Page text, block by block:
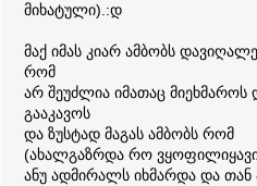
მიხატული).:დ
მაქ იმას კიარ ამბობს
რომ
არ შეუძლია იმათაც
გააკავოს
და ზუსტად მაგას ამბობს რომ
(ახალგაზრდა რო ვყოფილიყავი
ანუ ადმირალს იხმარდა და თან